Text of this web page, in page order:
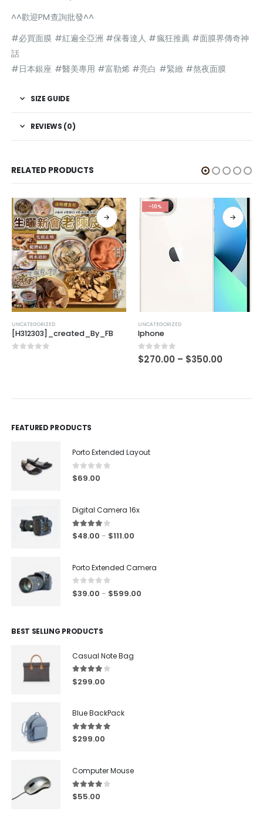
^^歡迎PM查詢批發^^
#必買面膜 #紅遍全亞洲 #保養達人 #瘋狂推薦 #面膜界傳奇神
話
#日本銀座 #醫美專用 #富勒烯 #亮白 #緊緻 #熬夜面膜
SIZE GUIDE
REVIEWS (0)
RELATED PRODUCTS
UNCATEGORIZED
[H312303]_created_By_FB
-10%
UNCATEGORIZED
Iphone
0out of 5
$270.00 – $350.00
FEATURED PRODUCTS
Porto Extended Layout
0out of 5
$69.00
Digital Camera 16x
4.00out of 5
$48.00 – $111.00
Porto Extended Camera
0 out of 5
$39.00 – $599.00
BEST SELLING PRODUCTS
Casual Note Bag
4.00out of 5
$299.00
Blue BackPack
5.00out of 5
$299.00
Computer Mouse
4.00out of 5
$55.00